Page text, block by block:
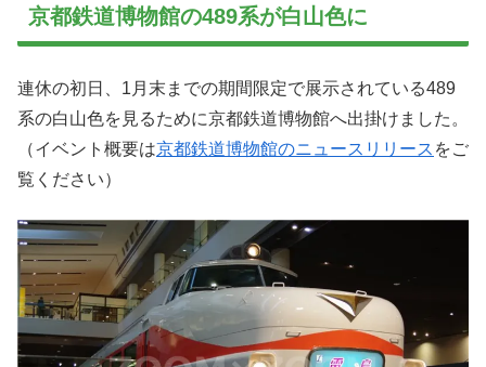
京都鉄道博物館の489系が白山色に
連休の初日、1月末までの期間限定で展示されている489
系の白山色を見るために京都鉄道博物館へ出掛けました。
（イベント概要は京都鉄道博物館のニュースリリース をご
覧ください）